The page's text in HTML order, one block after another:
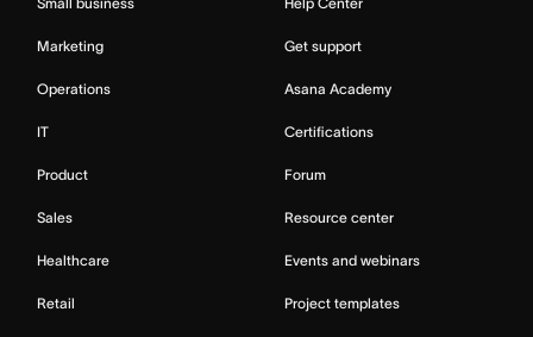
Marketing
Operations
IT
Product
Sales
Healthcare
Retail
Get support
Asana Academy
Certifications
Forum
Resource center
Events and webinars
Project templates